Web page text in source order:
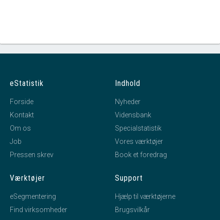
eStatistik
Forside
Kontakt
Om os
Job
Pressen skrev
Indhold
Nyheder
Vidensbank
Specialstatistik
Vores værktøjer
Book et foredrag
Værktøjer
eSegmentering
Find virksomheder
Support
Hjælp til værktøjerne
Brugsvilkår